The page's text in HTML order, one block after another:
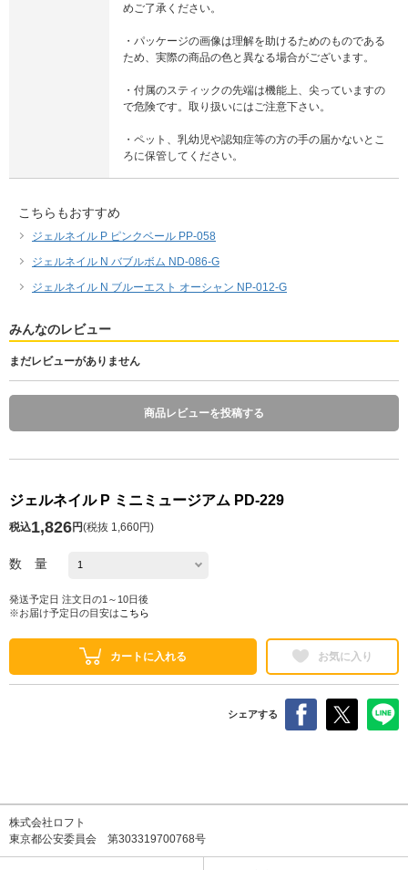
めご了承ください。
・パッケージの画像は理解を助けるためのものである
ため、実際の商品の色と異なる場合がございます。
・付属のスティックの先端は機能上、尖っていますの
で危険です。取り扱いにはご注意下さい。
・ペット、乳幼児や認知症等の方の手の届かないとこ
ろに保管してください。
こちらもおすすめ
ジェルネイル P ピンクベール PP-058
ジェルネイル N バブルボム ND-086-G
ジェルネイル N ブルーエスト オーシャン NP-012-G
みんなのレビュー
まだレビューがありません
商品レビューを投稿する
ジェルネイル P ミニミュージアム PD-229
税込1,826円(税抜 1,660円)
数 量
発送予定日 注文日の1～10日後
※お届け予定日の目安は こちら
カートに入れる お気に入り
シェアする
株式会社ロフト
東京都公安委員会 第303319700768号